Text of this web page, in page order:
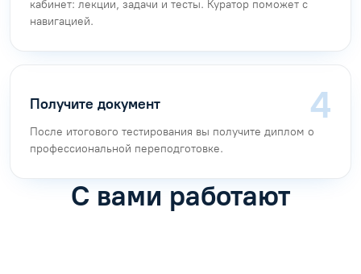
кабинет: лекции, задачи и тесты. Куратор поможет с
навигацией.
Получите документ
После итогового тестирования вы получите диплом о
профессиональной переподготовке.
С вами работают